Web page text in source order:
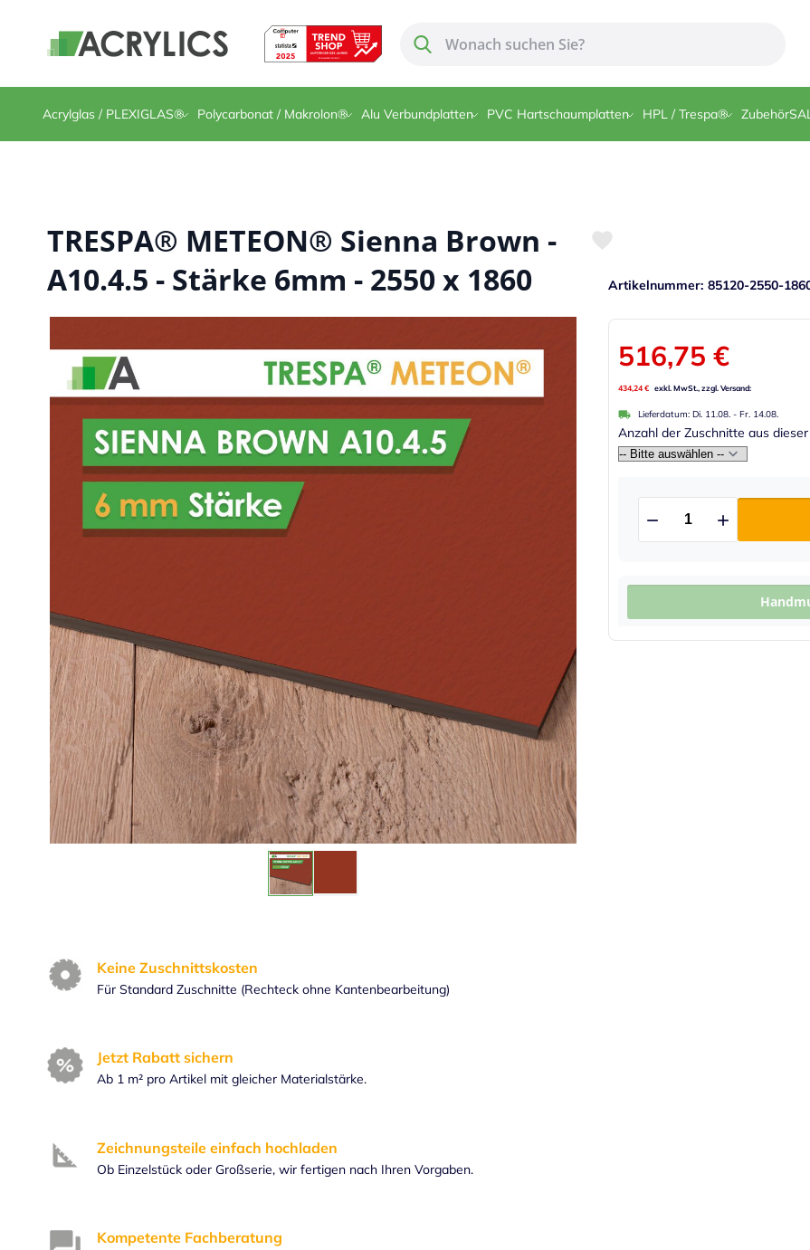
Acrylglas / PLEXIGLAS® Polycarbonat / Makrolon® Alu Verbundplatten PVC Hartschaumplatten HPL / Trespa® Zubehör
TRESPA® METEON® Sienna Brown -
A10.4.5 - Stärke 6mm - 2550 x 1860
Artikelnummer 85120-2550-
Anzahl der Zuschnitte aus
516,75 €
434,24 €
Lieferdatum: Di. 11.08. - Fr. 14.08.
Keine Zuschnittskosten
Für Standard Zuschnitte (Rechteck ohne Kantenbearbeitung)
Jetzt Rabatt sichern
Ab 1 m² pro Artikel mit gleicher Materialstärke.
Zeichnungsteile einfach hochladen
Ob Einzelstück oder Großserie, wir fertigen nach Ihren Vorgaben.
Kompetente Fachberatung